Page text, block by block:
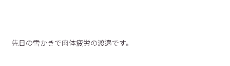
先日の雪かきで肉体疲労の渡邉です。